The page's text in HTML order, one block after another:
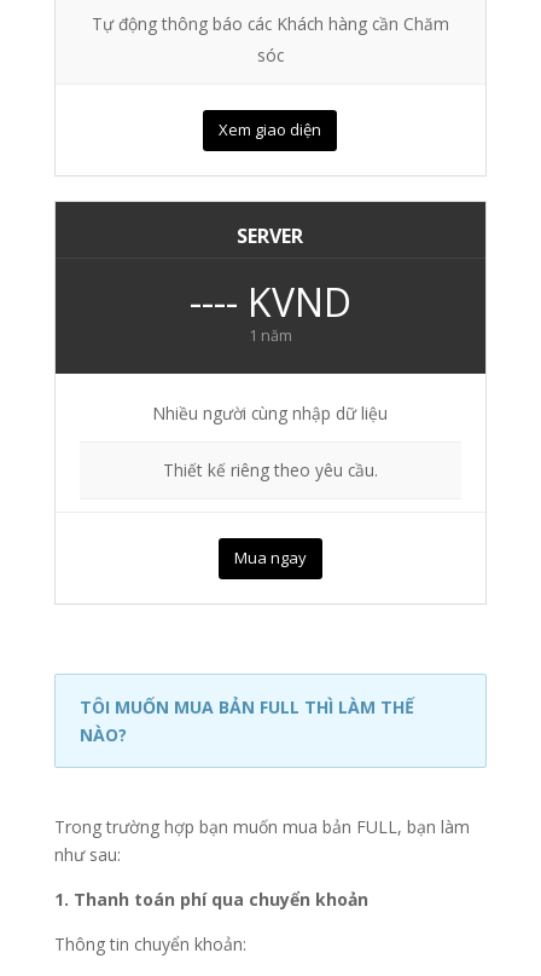
Tự động thông báo các Khách hàng cần Chăm
sóc
Xem giao diện
SERVER
---- KVND
1 năm
Nhiều người cùng nhập dữ liệu
Thiết kế riêng theo yêu cầu.
Mua ngay
TÔI MUỐN MUA BẢN FULL THÌ LÀM THẾ
NÀO?
Trong trường hợp bạn muốn mua bản FULL, bạn làm
như sau:
1. Thanh toán phí qua chuyển khoản
Thông tin chuyển khoản: